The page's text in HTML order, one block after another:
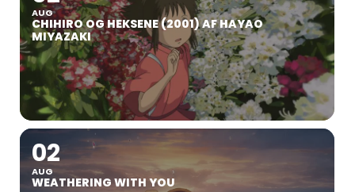
AUG
CHIHIRO OG HEKSENE (2001) AF HAYAO
MIYAZAKI
02
AUG
WEATHERING WITH YOU